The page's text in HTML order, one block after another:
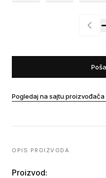
Pogledaj na sajtu proizvođača
OPIS PROIZVODA
Proizvod: